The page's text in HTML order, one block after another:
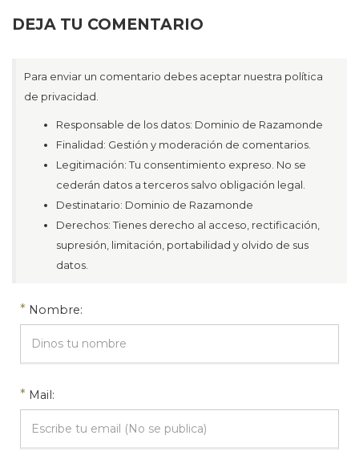
DEJA TU COMENTARIO
Para enviar un comentario debes aceptar nuestra política
de privacidad.
Responsable de los datos: Dominio de Razamonde
Finalidad: Gestión y moderación de comentarios.
Legitimación: Tu consentimiento expreso. No se
cederán datos a terceros salvo obligación legal.
Destinatario: Dominio de Razamonde
Derechos: Tienes derecho al acceso, rectificación,
supresión, limitación, portabilidad y olvido de sus
datos.
* Nombre:
* Mail: